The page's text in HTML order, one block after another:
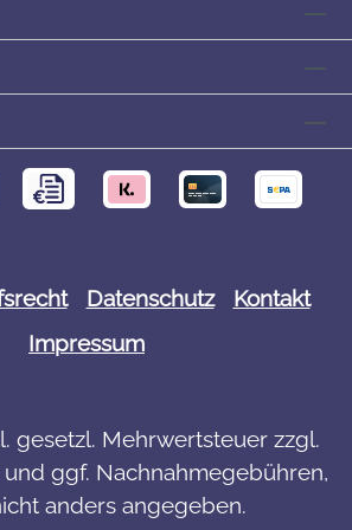
bestellen.
Datenschutz
Kontakt
Impressum
gesetzl. Mehrwertsteuer zzgl.
und ggf. Nachnahmegebühren,
anders angegeben.